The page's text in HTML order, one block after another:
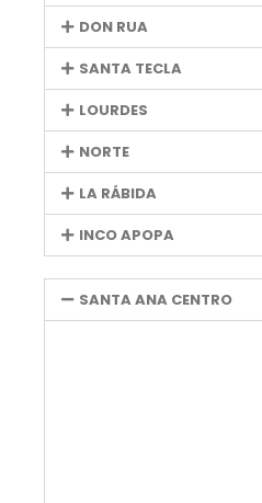
DON RUA
SANTA TECLA
LOURDES
NORTE
LA RÁBIDA
INCO APOPA
SANTA ANA CENTRO